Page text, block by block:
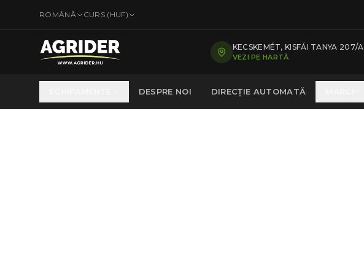
ROMÂNĂ CURS ( HUF)
KECSKEMÉT, KISFÁI TANYA 207/A
VEZI PE HARTĂ
DESPRE NOI DIRECȚIE AUTOMATĂ